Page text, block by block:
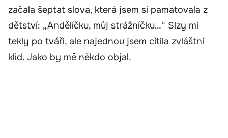
začala šeptat slova, která jsem si pamatovala z
dětství: „Andělíčku, můj strážníčku…“ Slzy mi
tekly po tváři, ale najednou jsem cítila zvláštní
klid. Jako by mě někdo objal.